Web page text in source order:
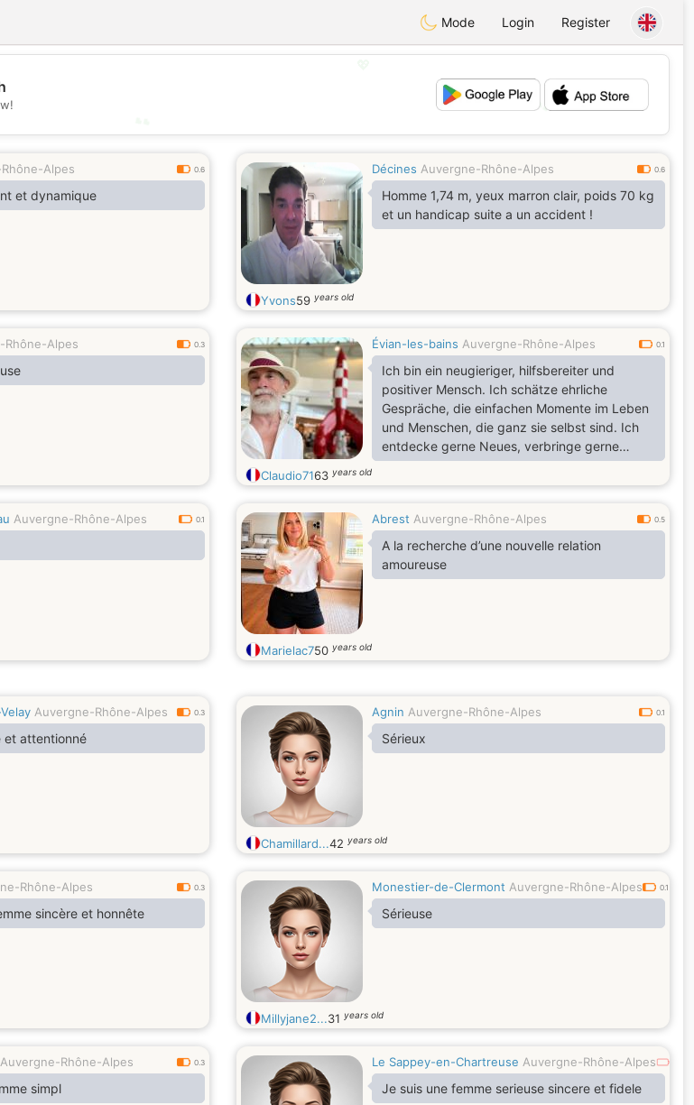
Mode Login Register
Alpes 0.6
et dynamique
Décines Auvergne-Rhône-Alpes 0.6
Homme 1,74 m, yeux marron clair, poids 70 kg
et un handicap suite a un accident !
Yvons59 years old
Rhône-Alpes 0.3 Évian-les-bains Auvergne-Rhône-Alpes 0.1
Ich bin ein neugieriger, hilfsbereiter und
positiver Mensch. Ich schätze ehrliche
Gespräche, die einfachen Momente im Leben
und Menschen, die ganz sie selbst sind. Ich
entdecke gerne Neues, verbringe gerne
schöne Zeit mit anderen und gehe mit
Offenheit und Authentizität durchs Leben. Für
wichtigsten Grundlagen einer Beziehung
Claudio7163 years old
Auvergne-Rhône-Alpes 0.1 Abrest Auvergne-Rhône-Alpes 0.5
A la recherche d’une nouvelle relation
amoureuse
Marielac750 years old
Auvergne-Rhône-Alpes 0.3
et attentionné
Agnin Auvergne-Rhône-Alpes 0.1
Sérieux
Chamillard...42 years old
Rhône-Alpes 0.3
sincère et honnête
Monestier-de-Clermont Auvergne-Rhône-Alpes 0.1
Sérieuse
Millyjane2...31 years old
Auvergne-Rhône-Alpes 0.3
simpl
Le Sappey-en-Chartreuse Auvergne-Rhône-Alpes
Je suis une femme serieuse sincere et fidele